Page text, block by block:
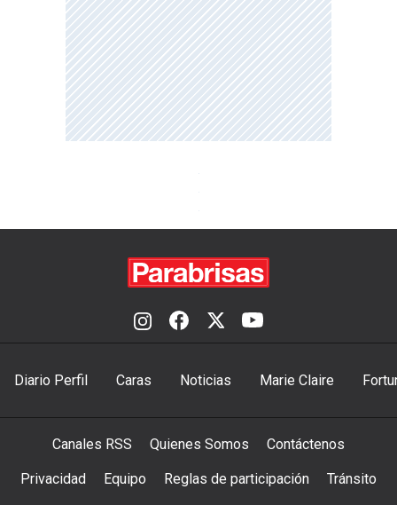
Diario Perfil Caras Noticias Marie Claire
Canales RSS Quienes Somos Contáctenos
Privacidad Equipo Reglas de participación Tránsito